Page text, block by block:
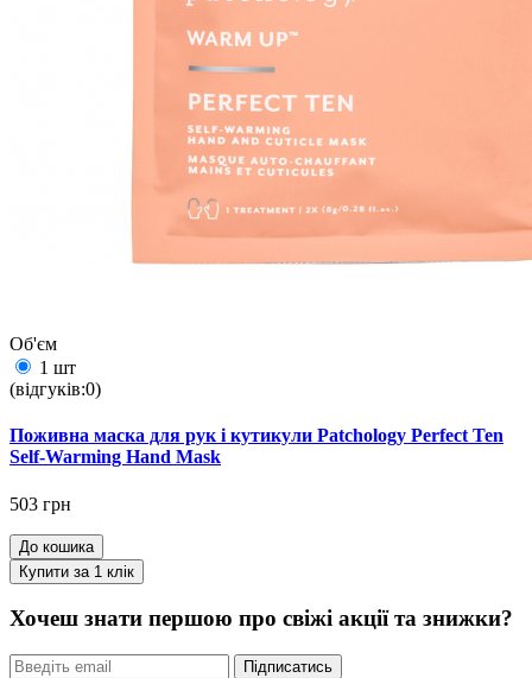
Об'єм
1 шт
(відгуків:0)
Поживна маска для рук і кутикули Patchology Perfect Ten
Self-Warming Hand Mask
503 грн
До кошика
Купити за 1 клiк
Хочеш знати першою про свіжі акції та знижки?
Підписатись